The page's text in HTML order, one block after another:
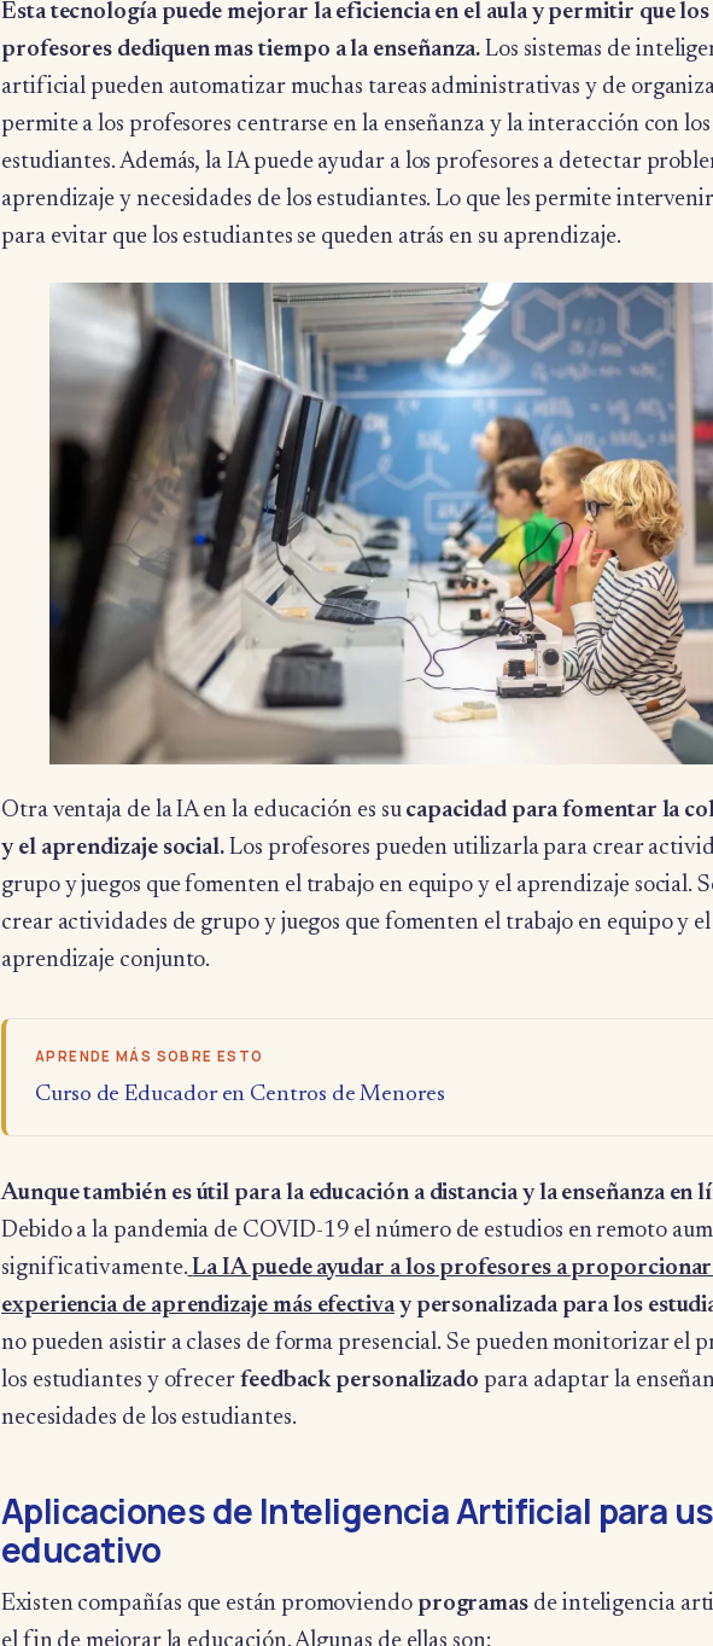
Esta tecnología puede mejorar la eficiencia en el aula y permitir que los
profesores dediquen mas tiempo a la enseñanza. Los sistemas de
artificial pueden automatizar muchas tareas administrativas y de
permite a los profesores centrarse en la enseñanza y la interacción con los
estudiantes. Además, la IA puede ayudar a los profesores a detectar
aprendizaje y necesidades de los estudiantes. Lo que les permite
para evitar que los estudiantes se queden atrás en su aprendizaje.
Otra ventaja de la IA en la educación es su capacidad para fomentar la
y el aprendizaje social. Los profesores pueden utilizarla para crear
grupo y juegos que fomenten el trabajo en equipo y el aprendizaje social.
crear actividades de grupo y juegos que fomenten el trabajo en equipo y el
aprendizaje conjunto.
APRENDE MÁS SOBRE ESTO
Curso de Educador en Centros de Menores
Aunque también es útil para la educación a distancia y la enseñanza en
Debido a la pandemia de COVID-19 el número de estudios en remoto
significativamente. La IA puede ayudar a los profesores a
experiencia de aprendizaje más efectivay personalizada para los
no pueden asistir a clases de forma presencial. Se pueden monitorizar el
los estudiantes y ofrecer feedback personalizado para adaptar la
necesidades de los estudiantes.
Aplicaciones de Inteligencia Artificial para
educativo
Existen compañías que están promoviendo programas de inteligencia
el fin de mejorar la educación. Algunas de ellas son: